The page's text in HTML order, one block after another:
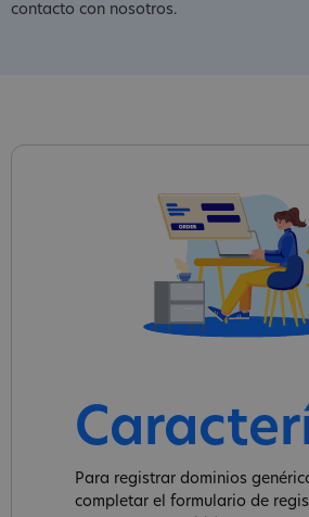
contacto con nosotros.
Para registrar dominios
completar el formulario de